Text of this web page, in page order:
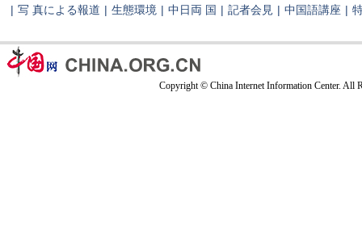
| 写 真による報道 | 生態環境 | 中日両 国 | 記者会見 | 中国語講座 |